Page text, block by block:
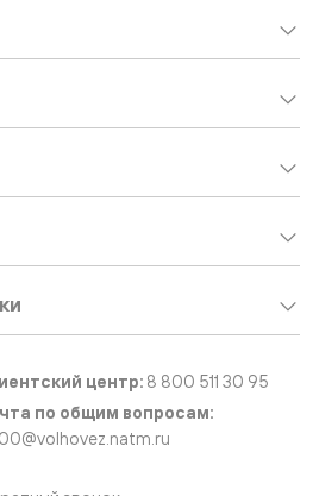
центр: 8 800 511 30 95
по общим вопросам: